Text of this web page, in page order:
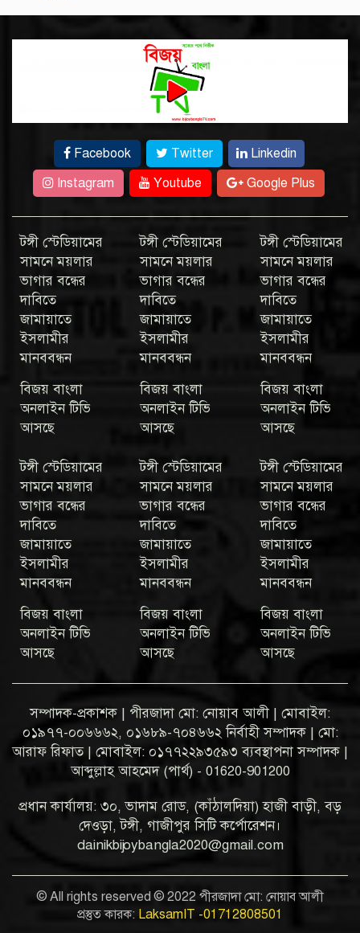
Facebook Twitter
Linkedin
Instagram
Youtube Google Plus
টঙ্গী স্টেডিয়ামের
সামনে ময়লার
ভাগার বন্ধের
দাবিতে
জামায়াতে
ইসলামীর
মানববন্ধন
বিজয় বাংলা
অনলাইন টিভি
আসছে
টঙ্গী স্টেডিয়ামের
সামনে ময়লার
ভাগার বন্ধের
দাবিতে
জামায়াতে
ইসলামীর
মানববন্ধন
বিজয় বাংলা
অনলাইন টিভি
আসছে
টঙ্গী স্টেডিয়ামের
সামনে ময়লার
ভাগার বন্ধের
দাবিতে
জামায়াতে
ইসলামীর
মানববন্ধন
বিজয় বাংলা
অনলাইন টিভি
আসছে
টঙ্গী স্টেডিয়ামের
সামনে ময়লার
ভাগার বন্ধের
দাবিতে
জামায়াতে
ইসলামীর
মানববন্ধন
বিজয় বাংলা
অনলাইন টিভি
আসছে
টঙ্গী স্টেডিয়ামের
সামনে ময়লার
ভাগার বন্ধের
দাবিতে
জামায়াতে
ইসলামীর
মানববন্ধন
বিজয় বাংলা
অনলাইন টিভি
আসছে
টঙ্গী স্টেডিয়ামের
সামনে ময়লার
ভাগার বন্ধের
দাবিতে
জামায়াতে
ইসলামীর
মানববন্ধন
বিজয় বাংলা
অনলাইন টিভি
আসছে
সম্পাদক-প্রকাশক | পীরজাদা মো: নোয়াব আলী | মোবাইল:
০১৯৭৭-০০৬৬৬২, ০১৬৮৯-৭০৪৬৬২ নির্বাহী সম্পাদক | মো:
আরাফ রিফাত | মোবাইল: ০১৭৭২২৯৩৫৯৩ ব্যবস্থাপনা সম্পাদক |
আব্দুল্লাহ আহমেদ (পার্থ) - 01620-901200
প্রধান কার্যালয়: ৩০, ভাদাম রোড, (কাঁঠালদিয়া) হাজী বাড়ী, বড়
দেওড়া, টঙ্গী, গাজীপুর সিটি কর্পোরেশন।
dainikbijoybangla2020@gmail.com
© All rights reserved © 2022 পীরজাদা মো: নোয়াব আলী
প্রস্তুত কারক: LaksamIT -01712808501